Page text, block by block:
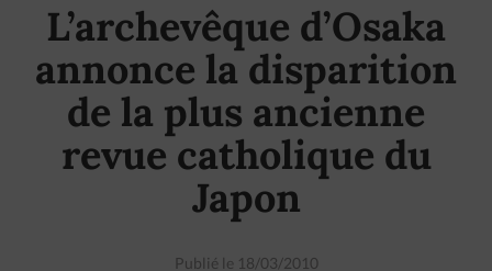
L’archevêque d’Osaka
annonce la disparition
de la plus ancienne
revue catholique du
Japon
Publié le 18/03/2010